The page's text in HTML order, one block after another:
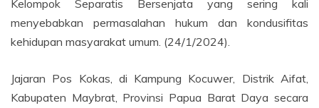
Kelompok Separatis Bersenjata yang sering kali
menyebabkan permasalahan hukum dan kondusifitas
kehidupan masyarakat umum. (24/1/2024).
Jajaran Pos Kokas, di Kampung Kocuwer, Distrik Aifat,
Kabupaten Maybrat, Provinsi Papua Barat Daya secara